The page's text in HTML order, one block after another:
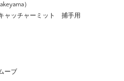
）
ッチャーミット 捕手用
ーブ